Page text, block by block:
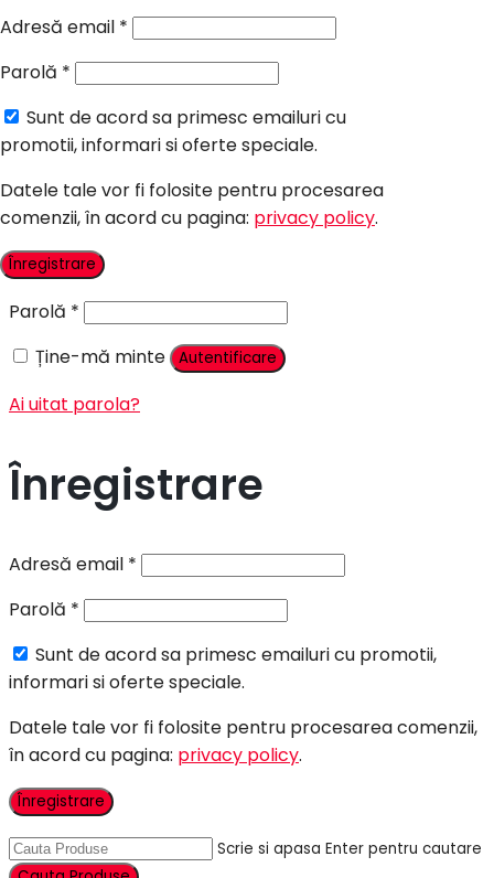
Candy Bar Botez
Contact
Autentificare
Parolă *
Ține-mă minte
Autentificare
Ai uitat parola?
Înregistrare
Adresă email *
Parolă *
Sunt de acord sa primesc emailuri cu promotii,
informari si oferte speciale.
Datele tale vor fi folosite pentru procesarea comenzii,
în acord cu pagina: privacy policy.
Înregistrare
Scrie si apasa Enter pentru cautare
Adresă email *
Parolă *
Sunt de acord sa primesc emailuri cu
promotii, informari si oferte speciale.
Datele tale vor fi folosite pentru procesarea
comenzii, în acord cu pagina: privacy policy.
Înregistrare